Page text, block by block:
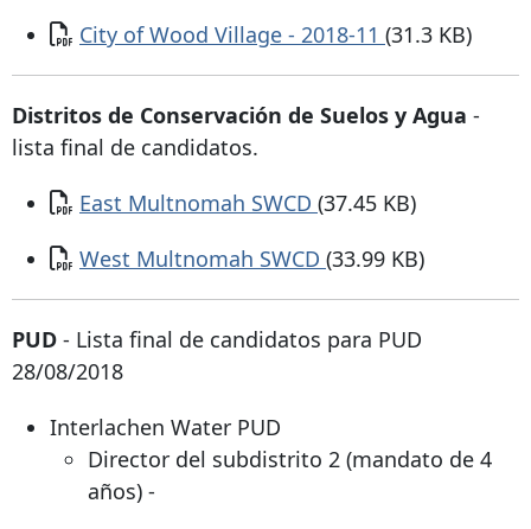
Documento
City of Wood Village - 2018-11 (31.3 KB)
Distritos de Conservación de Suelos y Agua -
lista final de candidatos.
Documento
East Multnomah SWCD (37.45 KB)
Documento
West Multnomah SWCD (33.99 KB)
PUD - Lista final de candidatos para PUD
28/08/2018
Interlachen Water PUD
Director del subdistrito 2 (mandato de 4
años) -